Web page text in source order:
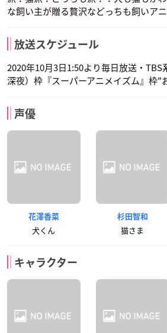
な飼い主が贈る贅沢などっちも飼いア
放送スケジュール
2020年10月3日1:50より毎日放送・
深夜）枠『スーパーアニメイズム』枠"
声優
花澤香菜
犬くん
杉田智和
猫さま
キャラクター